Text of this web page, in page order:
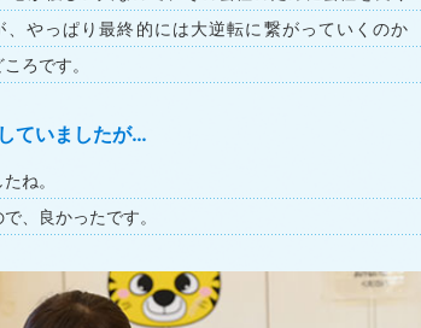
やっぱり最終的には大逆転に繋がっていくのか
ろです。
ていましたが…
ね。
、良かったです。